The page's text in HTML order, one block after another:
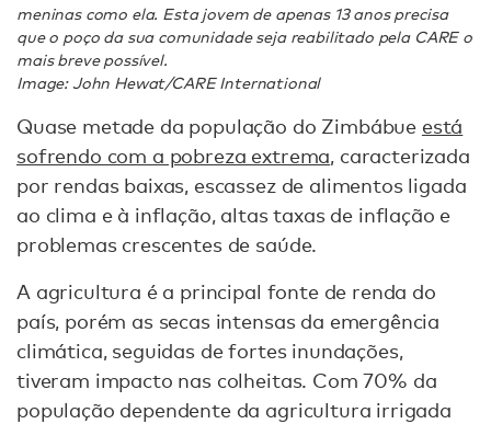
meninas como ela. Esta jovem de apenas 13 anos precisa
que o poço da sua comunidade seja reabilitado pela CARE o
mais breve possível.
Image: John Hewat/CARE International
Quase metade da população do Zimbábue está
sofrendo com a pobreza extrema, caracterizada
por rendas baixas, escassez de alimentos ligada
ao clima e à inflação, altas taxas de inflação e
problemas crescentes de saúde.
A agricultura é a principal fonte de renda do
país, porém as secas intensas da emergência
climática, seguidas de fortes inundações,
tiveram impacto nas colheitas. Com 70% da
população dependente da agricultura irrigada